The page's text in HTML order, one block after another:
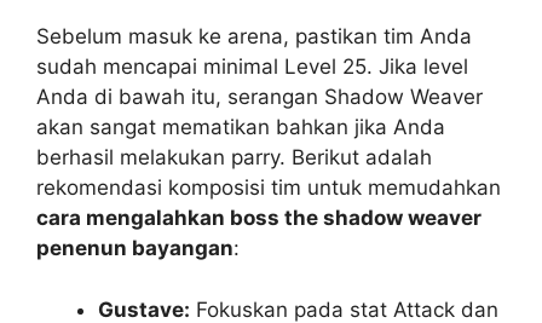
Sebelum masuk ke arena, pastikan tim Anda
sudah mencapai minimal Level 25. Jika level
Anda di bawah itu, serangan Shadow Weaver
akan sangat mematikan bahkan jika Anda
berhasil melakukan parry. Berikut adalah
rekomendasi komposisi tim untuk memudahkan
cara mengalahkan boss the shadow weaver
penenun bayangan:
Gustave: Fokuskan pada stat Attack dan